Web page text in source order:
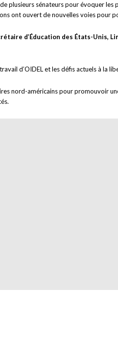
plusieurs sénateurs pour évoquer
ont ouvert de nouvelles voies pour
d’Éducation des États-Unis,
d’OIDEL et les défis actuels à la
nord-américains pour